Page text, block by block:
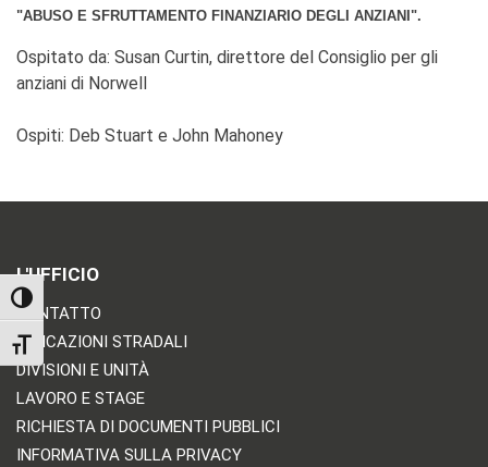
TOGGLE HIGH CONTRAST
TOGGLE FONT SIZE
"ABUSO E SFRUTTAMENTO FINANZIARIO DEGLI ANZIANI".
Ospitato da: Susan Curtin, direttore del Consiglio per gli
anziani di Norwell
Ospiti: Deb Stuart e John Mahoney
L'UFFICIO
CONTATTO
INDICAZIONI STRADALI
DIVISIONI E UNITÀ
LAVORO E STAGE
RICHIESTA DI DOCUMENTI PUBBLICI
INFORMATIVA SULLA PRIVACY